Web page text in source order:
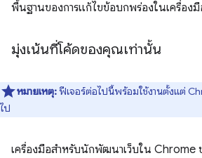
พื้นฐานของการแก้ไขข้อบกพร่องในเครื่อง
มุ่งเน้นที่โค้ดของคุณเท่านั้น
หมายเหตุ:ฟีเจอร์ต่อไปนี้พร้อมใช้งานตั้งแต่
ไป
เครื่องมือสำหรับนักพัฒนาเว็บใน Chrome